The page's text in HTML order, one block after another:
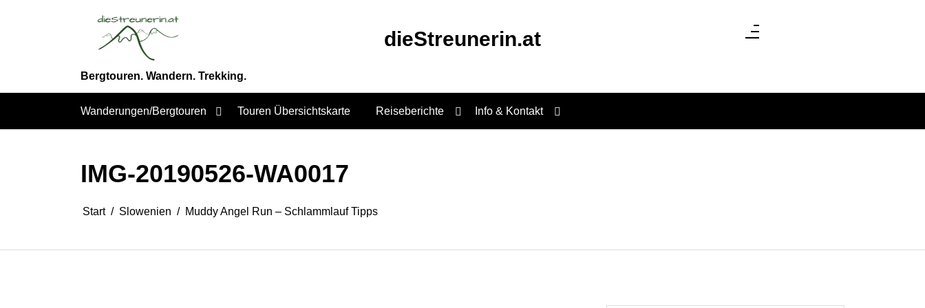
dieStreunerin.at
Bergtouren. Wandern. Trekking.
Wanderungen/Bergtouren Touren Übersichtskarte Reiseberichte Info & Kontakt
IMG-20190526-WA0017
Start Slowenien Muddy Angel Run – Schlammlauf Tipps